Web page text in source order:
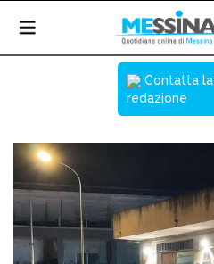
Contatta la
redazione